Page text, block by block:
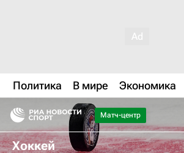
Политика В мире Экономика
Матч-центр
Хоккей